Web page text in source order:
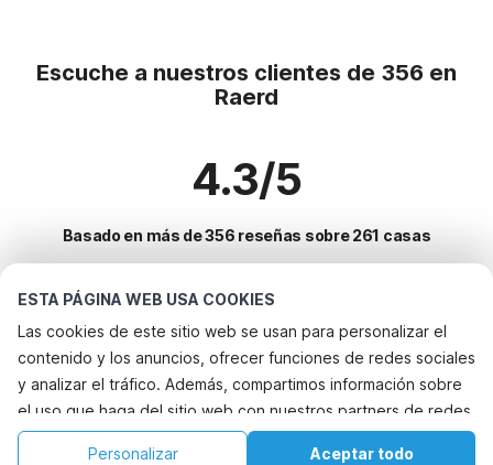
ESTA PÁGINA WEB USA COOKIES
Las cookies de este sitio web se usan para personalizar el
contenido y los anuncios, ofrecer funciones de redes sociales
y analizar el tráfico. Además, compartimos información sobre
el uso que haga del sitio web con nuestros partners de redes
sociales, publicidad y análisis web, quienes pueden
Aceptar todo
Personalizar
Escuche a nuestros clientes de 356 en
Raerd
4.3/5
Basado en más de 356 reseñas sobre 261 casas
Destinos más populares para vacaciones
Ciudades con los mejores servicios para vacaciones
Vacaciones con perro - Alquileres vacacionales que aceptan
Vacaciones con perro - Alquileres vacacionales que aceptan
Servicios populares para vacaciones en Raerd
Casa de vacaciones con jardín
Ciudades populares para vacaciones en Friesland